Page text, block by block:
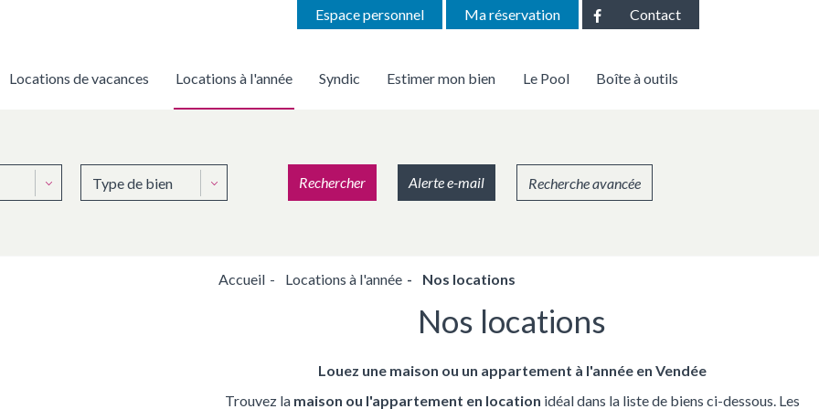
Espace personnel Ma réservation Facebook
Contact
Locations de vacances Locations à l'année Syndic Estimer mon bien Le Pool Boîte à outils
Rechercher Alerte e-mail Recherche avancée
Accueil Locations à l'année Nos locations
Nos locations
Louez une maison ou un appartement à l'année en Vendée
Trouvez la maison ou l'appartement en location idéal dans la liste de biens ci-dessous. Les